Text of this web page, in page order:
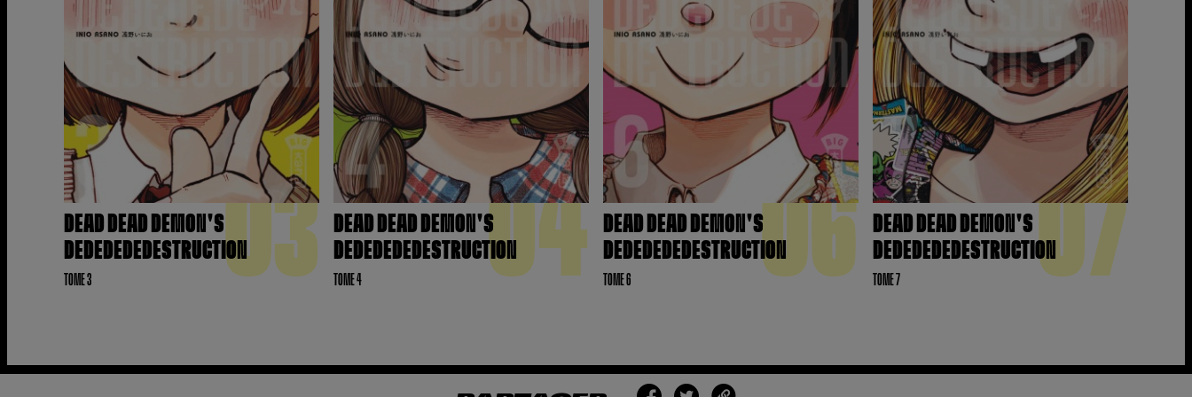
DEAD DEAD DEMON'S
DEDEDEDEDESTRUCTION
TOME 3 03
DEAD DEAD DEMON'S
DEDEDEDEDESTRUCTION
TOME 4 04
DEAD DEAD DEMON'S
DEDEDEDEDESTRUCTION
TOME 6 06
DEAD DEAD DEMON'S
DEDEDEDEDESTRUCTION
TOME 7 07